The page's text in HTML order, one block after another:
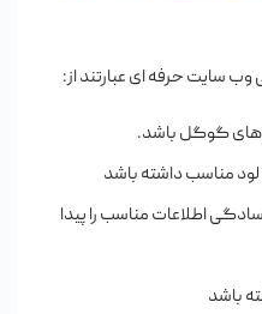
سایت حرفه ای عبارتند از:
های گوگل باشد.
لود مناسب داشته باشد
سادگی اطلاعات مناسب را پیدا
باشد